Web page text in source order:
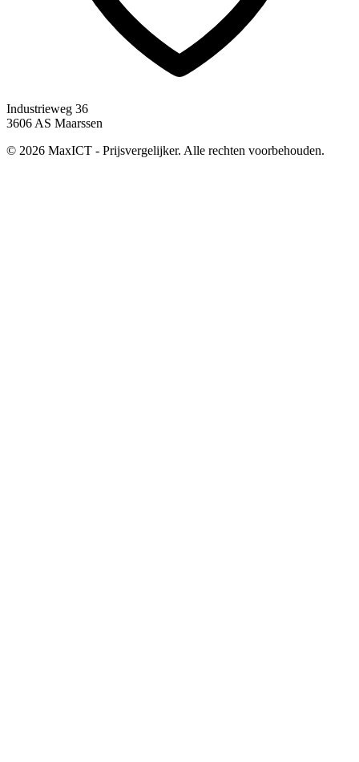
Industrieweg 36
3606 AS Maarssen
© 2026 MaxICT - Prijsvergelijker. Alle rechten voorbehouden.